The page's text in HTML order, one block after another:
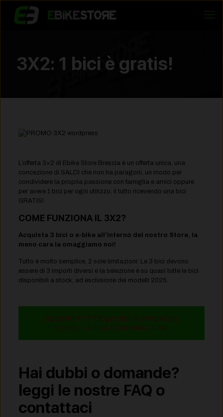
3X2: 1 bici è gratis!
L’offerta 3×2 di Ebike Store Brescia è un offerta unica, una
concezione di SALDI che non ha paragoni, un modo per
condividere la propria passione con famiglia e amici oppure
per avere 1 bici per ogni utilizzo, il tutto ricevendo una bici
GRATIS!
COME FUNZIONA IL 3X2?
Acquista 3 bici o e-bike all’interno del nostro Store, la
meno cara la omaggiamo noi!
Tutto è molto semplice, 2 sole limitazioni: Le 3 bici devono
essere di 3 importi diversi e la selezione è su quasi tutte le bici
disponibili a stock, ad esclusione dei modelli 2025.
SCOPRI TUTTE LE BICI IN PROMO E
SCEGLI LA TUA COMBINAZIONE
Hai dubbi o domande?
leggi le nostre FAQ o
contattaci